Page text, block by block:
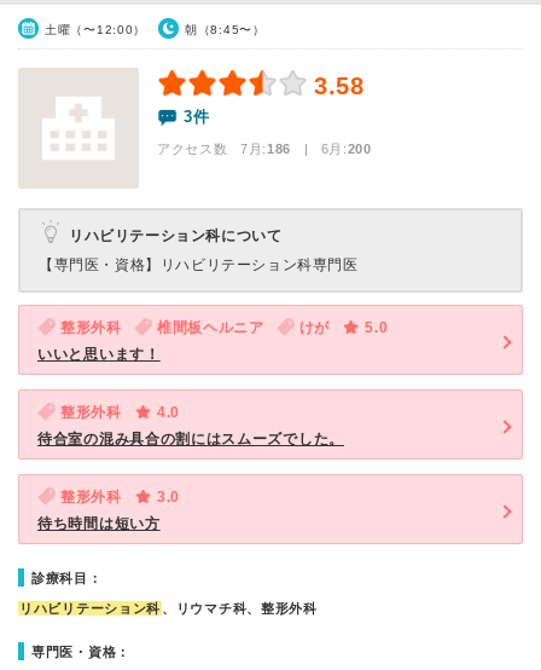
土曜（〜12:00） 朝（8:45〜）
3.58
3件
アクセス数 7月:186 | 6月:200
リハビリテーション科について
【専門医・資格】
リハビリテーション科専門医
整形外科 椎間板ヘルニア けが
5.0
いいと思います！
整形外科
4.0
待合室の混み具合の割にはスムーズでした。
整形外科
3.0
待ち時間は短い方
診療科目：
リハビリテーション科 、リウマチ科、整形外科
専門医・資格：